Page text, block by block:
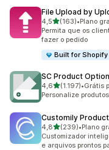
File Upload by
4,5de 5 estrelas
(163)
163 avaliações ao
•Plano
Permita que os
fazer o pedido
Built for Shopify
SC Product
4,6de 5 estrelas
(1.197)
1197 avaliações ao
•Grátis
Personalize
Customily
4,8de 5 estrelas
(239)
239 avaliações ao
•Plano
Customizador
e arquivos prontos